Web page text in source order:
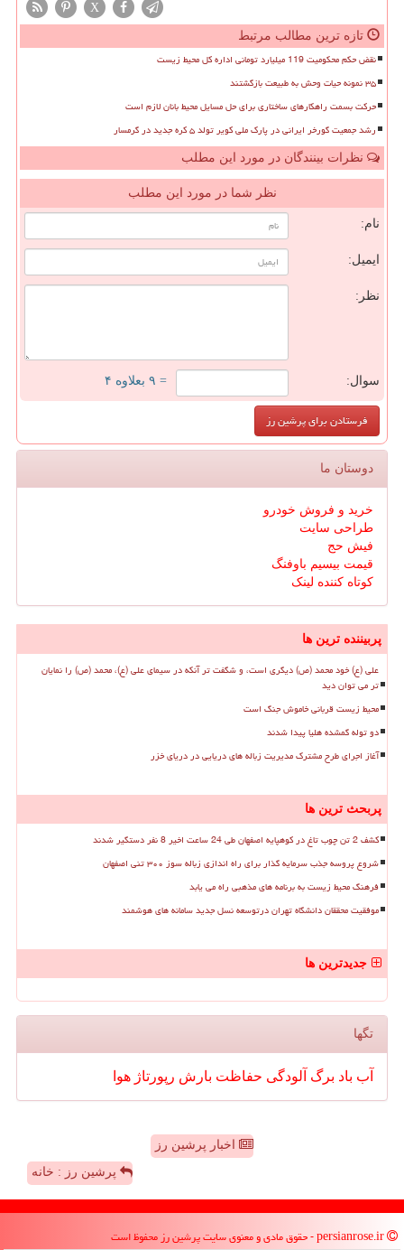
X
تازه ترین مطالب مرتبط
نقض حکم محکومیت 119 میلیارد تومانی اداره کل محیط زیست
۳۵ نمونه حیات وحش به طبیعت بازگشتند
حرکت بسمت راهکارهای ساختاری برای حل مسایل محیط بانان لازم است
رشد جمعیت گورخر ایرانی در پارک ملی کویر تولد ۵ کره جدید در گرمسار
نظرات بینندگان در مورد این مطلب
نظر شما در مورد این مطلب
نام:
ایمیل:
نظر:
سوال: = ۹ بعلاوه ۴
دوستان ما
خرید و فروش خودرو
طراحی سایت
فیش حج
قیمت بیسیم باوفنگ
کوتاه کننده لینک
پربیننده ترین ها
علی (ع) خود محمد (ص) دیگری است، و شگفت تر آنکه در سیمای علی (ع)، محمد (ص) را نمایان
تر می توان دید
محیط زیست قربانی خاموش جنگ است
دو توله گمشده هلیا پیدا شدند
آغاز اجرای طرح مشترک مدیریت زباله های دریایی در دریای خزر
پربحث ترین ها
کشف 2 تن چوب تاغ در کوهپایه اصفهان طی 24 ساعت اخیر 8 نفر دستگیر شدند
شروع پروسه جذب سرمایه گذار برای راه اندازی زباله سوز ۳۰۰ تنی اصفهان
فرهنگ محیط زیست به برنامه های مذهبی راه می یابد
موفقیت محققان دانشگاه تهران درتوسعه نسل جدید سامانه های هوشمند
جدیدترین ها
تگها
آب باد برگ آلودگی حفاظت بارش رپورتاژ هوا
اخبار پرشین رز
پرشین رز : خانه